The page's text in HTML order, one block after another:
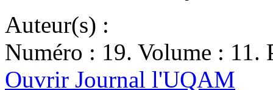
Auteur(s) :
Numéro : 19. Volume : 11.
Ouvrir Journal l'UQAM